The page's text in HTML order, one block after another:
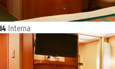
I4 Interna